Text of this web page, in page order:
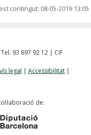
contingut: 08-05-2019 13:05
93 897 92 12 | CIF
legal | Accessibilitat |
de: